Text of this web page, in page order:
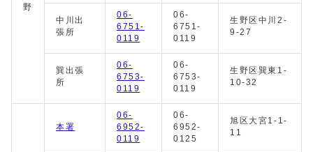
野
中川出
張所
06-
6751-
0119
06-
6751-
0119
生野区中川2-
9-27
巽出張
所
06-
6753-
0119
06-
6753-
0119
生野区巽東1-
10-32
本署
06-
6952-
0119
06-
6952-
0125
旭区大宮1-1-
11